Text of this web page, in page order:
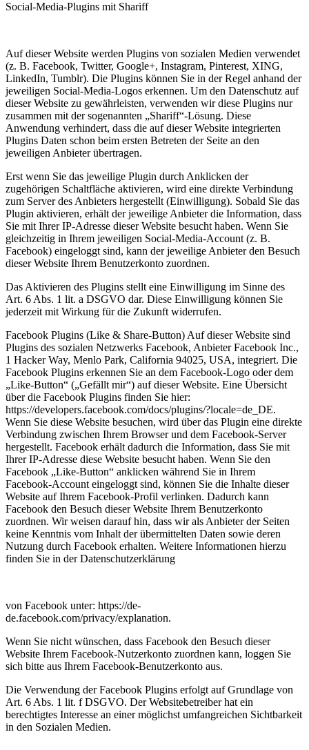
Social-Media-Plugins mit Shariff
Auf dieser Website werden Plugins von sozialen Medien verwendet
(z. B. Facebook, Twitter, Google+, Instagram, Pinterest, XING,
LinkedIn, Tumblr). Die Plugins können Sie in der Regel anhand der
jeweiligen Social-Media-Logos erkennen. Um den Datenschutz auf
dieser Website zu gewährleisten, verwenden wir diese Plugins nur
zusammen mit der sogenannten „Shariff“-Lösung. Diese
Anwendung verhindert, dass die auf dieser Website integrierten
Plugins Daten schon beim ersten Betreten der Seite an den
jeweiligen Anbieter übertragen.
Erst wenn Sie das jeweilige Plugin durch Anklicken der
zugehörigen Schaltfläche aktivieren, wird eine direkte Verbindung
zum Server des Anbieters hergestellt (Einwilligung). Sobald Sie das
Plugin aktivieren, erhält der jeweilige Anbieter die Information, dass
Sie mit Ihrer IP-Adresse dieser Website besucht haben. Wenn Sie
gleichzeitig in Ihrem jeweiligen Social-Media-Account (z. B.
Facebook) eingeloggt sind, kann der jeweilige Anbieter den Besuch
dieser Website Ihrem Benutzerkonto zuordnen.
Das Aktivieren des Plugins stellt eine Einwilligung im Sinne des
Art. 6 Abs. 1 lit. a DSGVO dar. Diese Einwilligung können Sie
jederzeit mit Wirkung für die Zukunft widerrufen.
Facebook Plugins (Like & Share-Button) Auf dieser Website sind
Plugins des sozialen Netzwerks Facebook, Anbieter Facebook Inc.,
1 Hacker Way, Menlo Park, California 94025, USA, integriert. Die
Facebook Plugins erkennen Sie an dem Facebook-Logo oder dem
„Like-Button“ („Gefällt mir“) auf dieser Website. Eine Übersicht
über die Facebook Plugins finden Sie hier:
https://developers.facebook.com/docs/plugins/?locale=de_DE.
Wenn Sie diese Website besuchen, wird über das Plugin eine direkte
Verbindung zwischen Ihrem Browser und dem Facebook-Server
hergestellt. Facebook erhält dadurch die Information, dass Sie mit
Ihrer IP-Adresse diese Website besucht haben. Wenn Sie den
Facebook „Like-Button“ anklicken während Sie in Ihrem
Facebook-Account eingeloggt sind, können Sie die Inhalte dieser
Website auf Ihrem Facebook-Profil verlinken. Dadurch kann
Facebook den Besuch dieser Website Ihrem Benutzerkonto
zuordnen. Wir weisen darauf hin, dass wir als Anbieter der Seiten
keine Kenntnis vom Inhalt der übermittelten Daten sowie deren
Nutzung durch Facebook erhalten. Weitere Informationen hierzu
finden Sie in der Datenschutzerklärung
von Facebook unter: https://de-
de.facebook.com/privacy/explanation.
Wenn Sie nicht wünschen, dass Facebook den Besuch dieser
Website Ihrem Facebook-Nutzerkonto zuordnen kann, loggen Sie
sich bitte aus Ihrem Facebook-Benutzerkonto aus.
Die Verwendung der Facebook Plugins erfolgt auf Grundlage von
Art. 6 Abs. 1 lit. f DSGVO. Der Websitebetreiber hat ein
berechtigtes Interesse an einer möglichst umfangreichen Sichtbarkeit
in den Sozialen Medien.